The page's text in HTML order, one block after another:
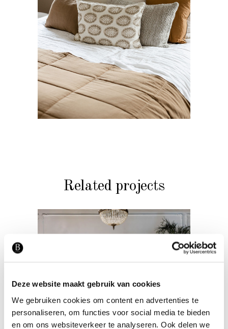
Deze website maakt gebruik van cookies
We gebruiken cookies om content en advertenties te
personaliseren, om functies voor social media te bieden
en om ons websiteverkeer te analyseren. Ook delen we
Related projects
Slaapkamer